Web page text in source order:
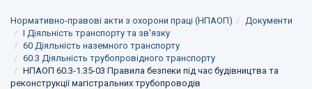
Нормативно-правові акти з охорони праці (НПАОП)
Документи
I Діяльність транспорту та зв'язку
60 Діяльність наземного транспорту
60.3 Діяльність трубопровідного транспорту
НПАОП 60.3-1.35-03 Правила безпеки під час будівництва та
реконструкції магістральних трубопроводів